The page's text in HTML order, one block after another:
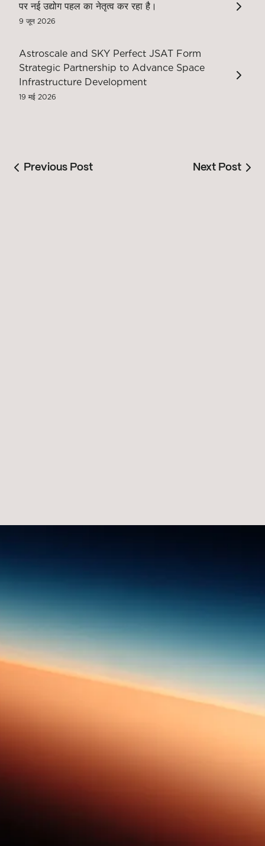
पर नई उद्योग पहल का नेतृत्व कर रहा है।
9 जून 2026
Astroscale and SKY Perfect JSAT Form
Strategic Partnership to Advance Space
Infrastructure Development
19 मई 2026
Previous Post Next Post